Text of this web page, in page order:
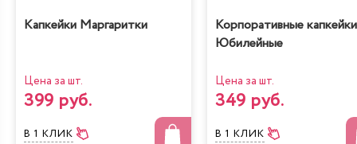
Капкейки Маргаритки
Цена за шт.
399 руб.
В 1 КЛИК
Корпоративные капкейки
Юбилейные
Цена за шт.
349 руб.
В 1 КЛИК